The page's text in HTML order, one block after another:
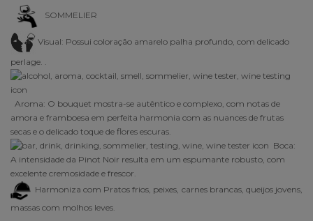
SOMMELIER
Visual: Possui coloração amarelo palha profundo, com delicado
perlage. .
Aroma: O bouquet mostra-se autêntico e complexo, com notas de
amora e framboesa em perfeita harmonia com as nuances de frutas
secas e o delicado toque de flores escuras.
Boca:
A intensidade da Pinot Noir resulta em um espumante robusto, com
excelente cremosidade e frescor.
Harmoniza com Pratos frios, peixes, carnes brancas, queijos jovens,
massas com molhos leves.